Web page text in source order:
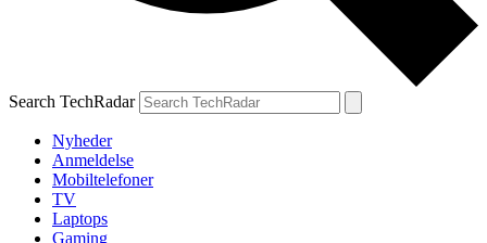
Search TechRadar
Nyheder
Anmeldelse
Mobiltelefoner
TV
Laptops
Gaming